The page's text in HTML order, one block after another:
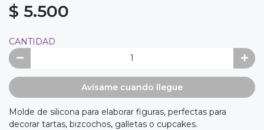
$ 5.500
CANTIDAD
Avísame cuando llegue
Molde de silicona para elaborar figuras, perfectas para
decorar tartas, bizcochos, galletas o cupcakes.